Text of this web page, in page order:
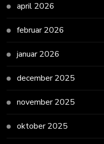
april 2026
februar 2026
januar 2026
december 2025
november 2025
oktober 2025